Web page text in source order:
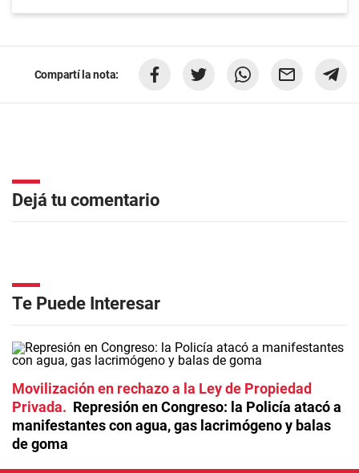
Compartí la nota:
Dejá tu comentario
Te Puede Interesar
Movilización en rechazo a la Ley de Propiedad
Privada
Represión en Congreso: la Policía atacó a
manifestantes con agua, gas lacrimógeno y balas
de goma